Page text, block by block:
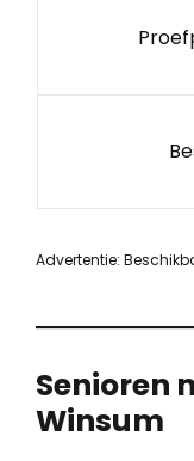
Advertentie:
Senioren
Winsum